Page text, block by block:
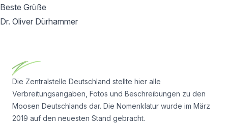
Beste Grüße
Dr. Oliver Dürhammer
Die Zentralstelle Deutschland stellte hier alle
Verbreitungsangaben, Fotos und Beschreibungen zu den
Moosen Deutschlands dar. Die Nomenklatur wurde im März
2019 auf den neuesten Stand gebracht.